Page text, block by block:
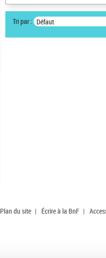
Tri par : Défaut
Plan du site | Écrire à la BnF |